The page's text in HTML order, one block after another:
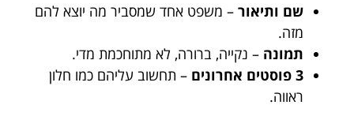
שם ותיאור – משפט אחד שמסביר מה יוצא להם
מזה.
תמונה – נקייה, ברורה, לא מתוחכמת מדי.
3 פוסטים אחרונים
– תחשוב עליהם כמו חלון
ראווה.